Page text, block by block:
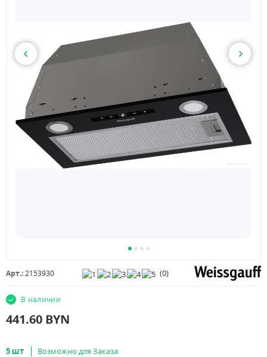
Арт.:2153930 (0)
В наличии
441.60 BYN
5 шт
Возможно для Заказа